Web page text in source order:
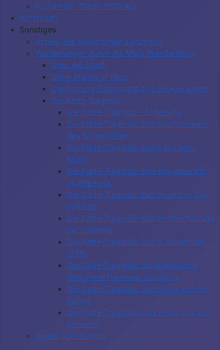
Postämter (Stand 1939/40)
Wirtschaft
Sonstiges
Artikel aus historischen Zeitungen
Wanderungen durch die Mark Brandenburg
Über die Stadt
Unter Markgraf Hans
Die Festung Küstrin und ihre Belagerungen
Die Katte-Tragödie
Die Katte-Tragödie - Einleitung
Die Katte-Tragödie: Der Fluchtversuch
des Kronprinzen
Die Katte-Tragödie: Katte vor dem
König
Die Katte-Tragödie: Das Kriegsgericht
zu Köpenick
Die Katte-Tragödie: Kattes letzter Tag
in Berlin
Die Katte-Tragödie: Kattes Überführung
nach Küstrin
Die Katte-Tragödie: Der 6. November
1730
Die Katte-Tragödie: Biographisches
über Hans Hermann von Katte
Die Katte-Tragödie: Der König und die
Kattes
Die Katte-Tragödie: Das Recht und das
Schwert
Sagen über Küstrin